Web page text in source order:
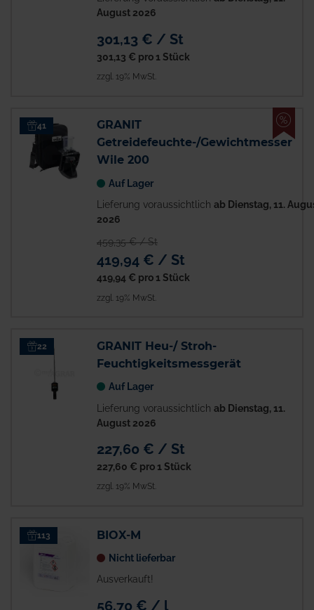
August 2026
301,13 € / St
301,13 € pro 1 Stück
zzgl. 19% MwSt.
41
GRANIT
Getreidefeuchte-/Gewichtmesser
Wile 200
Auf Lager
Lieferung voraussichtlich ab Dienstag, 11.
2026
459,35 € / St
419,94 € / St
419,94 € pro 1 Stück
zzgl. 19% MwSt.
%
22
GRANIT Heu-/ Stroh-
Feuchtigkeitsmessgerät
Auf Lager
Lieferung voraussichtlich ab Dienstag, 11.
August 2026
227,60 € / St
227,60 € pro 1 Stück
zzgl. 19% MwSt.
113 BIOX-M
Nicht lieferbar
Ausverkauft!
56,70 € / l